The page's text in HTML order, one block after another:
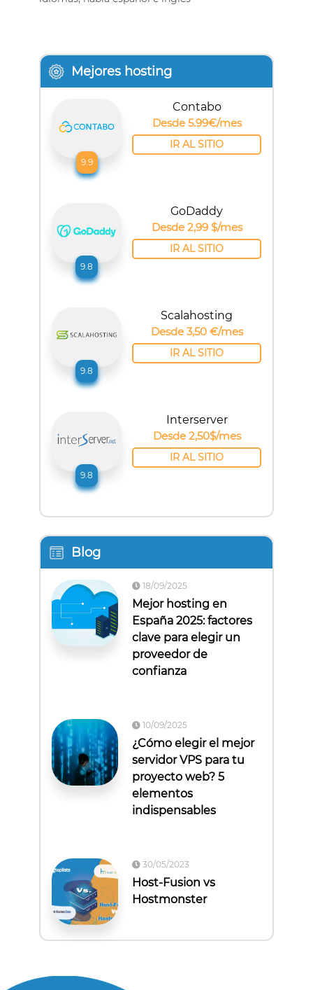
Mejores hosting
9.9
Contabo
Desde 5.99€/mes
IR AL SITIO
9.8
GoDaddy
Desde 2,99 $/mes
IR AL SITIO
9.8
Scalahosting
Desde 3,50 €/mes
IR AL SITIO
9.8
Interserver
Desde 2,50$/mes
IR AL SITIO
Blog
18/09/2025
Mejor hosting en
España 2025: factores
clave para elegir un
proveedor de
confianza
10/09/2025
¿Cómo elegir el mejor
servidor VPS para tu
proyecto web? 5
elementos
indispensables
30/05/2023
Host-Fusion vs
Hostmonster